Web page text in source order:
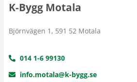
K-Bygg Motala
Björnvägen 1, 591 52 Motala
014 1-6 99130
info.motala@k-bygg.se